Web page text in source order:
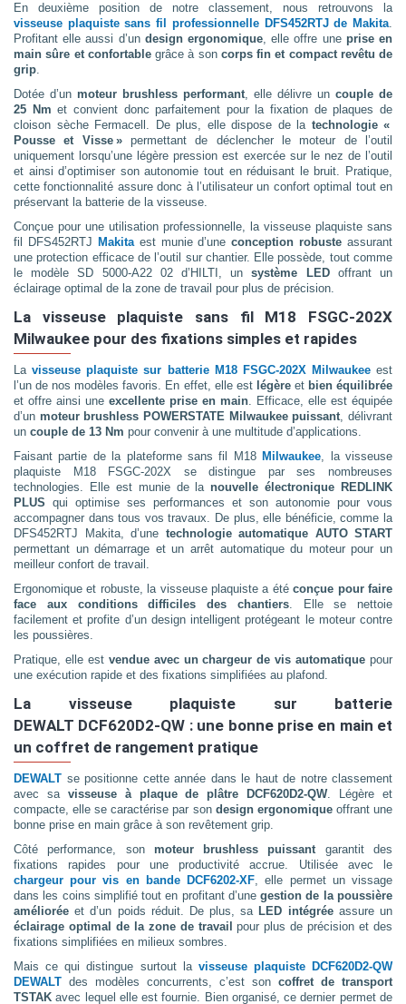
En deuxième position de notre classement, nous retrouvons la
visseuse plaquiste sans fil professionnelle DFS452RTJ de Makita
Profitant elle aussi d’un design ergonomique , elle offre une prise en
main sûre et confortablegrâce à son corps fin et compact revêtu de
grip
Dotée d’un moteur brushless performant , elle délivre un couple de
25 Nm et convient donc parfaitement pour la fixation de plaques de
cloison sèche Fermacell. De plus, elle dispose de la technologie «
Pousse et Visse »permettant de déclencher le moteur de l’outil
uniquement lorsqu’une légère pression est exercée sur le nez de l’outil
et ainsi d’optimiser son autonomie tout en réduisant le bruit. Pratique,
cette fonctionnalité assure donc à l’utilisateur un confort optimal tout en
préservant la batterie de la visseuse.
Conçue pour une utilisation professionnelle, la visseuse plaquiste sans
fil DFS452RTJ
Makitaest munie d’uneconception robuste assurant
une protection efficace de l’outil sur chantier. Elle possède, tout comme
le modèle SD 5000-A22 02 d’HILTI, unsystème LEDoffrant un
éclairage optimal de la zone de travail pour plus de précision.
La visseuse plaquiste sans fil M18 FSGC-202X
Milwaukee pour des fixations simples et rapides
Lavisseuse plaquiste sur batterie M18 FSGC-202X Milwaukeeest
l’un de nos modèles favoris. En effet, elle est légèreet bien équilibrée
et offre ainsi une excellente prise en main . Efficace, elle est équipée
d’un moteur brushless POWERSTATE Milwaukee puissant , délivrant
un couple de 13 Nm pour convenir à une multitude d’applications.
Faisant partie de la plateforme sans fil M18 Milwaukee , la visseuse
plaquiste M18 FSGC-202X se distingue par ses nombreuses
technologies. Elle est munie de lanouvelle électronique REDLINK
PLUS qui optimise ses performances et son autonomie pour vous
accompagner dans tous vos travaux. De plus, elle bénéficie, comme la
DFS452RTJ Makita, d’une technologie automatique AUTO START
permettant un démarrage et un arrêt automatique du moteur pour un
meilleur confort de travail.
Ergonomique et robuste, la visseuse plaquiste a étéconçue pour faire
face aux conditions difficiles des chantiers. Elle se nettoie
facilement et profite d’un design intelligent protégeant le moteur contre
les poussières.
Pratique, elle est vendue avec un chargeur de vis automatique pour
une exécution rapide et des fixations simplifiées au plafond.
La visseuse plaquiste sur batterie
DEWALT DCF620D2-QW : une bonne prise en main et
un coffret de rangement pratique
DEWALT se positionne cette année dans le haut de notre classement
avec sa visseuse à plaque de plâtre DCF620D2-QW. Légère et
compacte, elle se caractérise par son design ergonomiqueoffrant une
bonne prise en main grâce à son revêtement grip.
Côté performance, son moteur brushless puissant garantit des
fixations rapides pour une productivité accrue. Utilisée avec le
chargeur pour vis en bande DCF6202-XF , elle permet un vissage
dans les coins simplifié tout en profitant d’unegestion de la poussière
améliorée et d’un poids réduit. De plus, sa LED intégréeassure un
éclairage optimal de la zone de travail
pour plus de précision et des
fixations simplifiées en milieux sombres.
Mais ce qui distingue surtout la visseuse plaquiste DCF620D2-QW
DEWALT des modèles concurrents, c’est son coffret de transport
TSTAK avec lequel elle est fournie. Bien organisé, ce dernier permet de